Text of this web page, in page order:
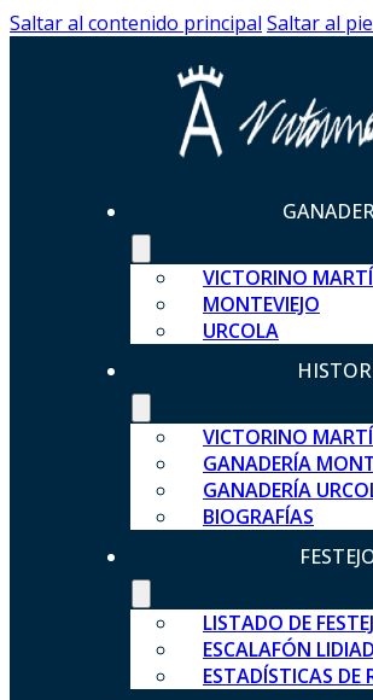
Saltar al contenido principal Saltar al
VICTORINO
MONTEVIEJO
URCOLA
VICTORINO
GANADERÍA
GANADERÍA
BIOGRAFÍAS
LISTADO DE
ESCALAFÓN
ESTADÍSTICAS DE